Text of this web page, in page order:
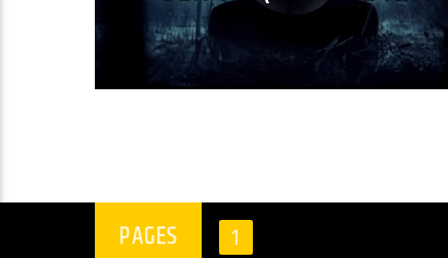
ELECTRONIC MUSIC VIDEO)
PAGES 1